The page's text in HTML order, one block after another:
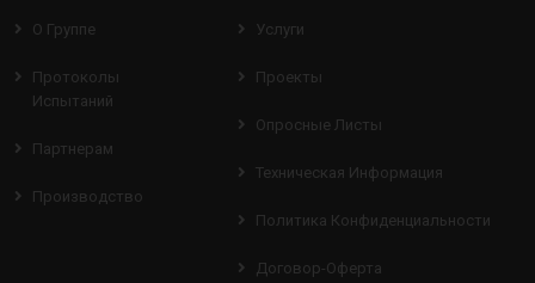
О Группе
Протоколы
Испытаний
Партнерам
Производство
Услуги
Проекты
Опросные Листы
Техническая Информация
Политика Конфиденциальности
Договор-Оферта